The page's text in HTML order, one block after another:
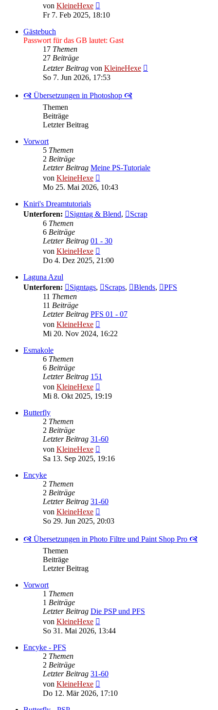
von KleineHexe
Beitrag
Fr 7. Feb 2025, 18:10
Gästebuch
Passwort für das GB lautet: Gast
17 Themen
27 Beiträge
Letzter Beitrag von KleineHexe
So 7. Jun 2026, 17:53
🙧 Übersetzungen in Photoshop 🙧
Themen
Beiträge
Letzter Beitrag
Vorwort
5 Themen
2 Beiträge
Letzter Beitrag Meine PS-Tutoriale
von KleineHexe
Beitrag
Mo 25. Mai 2026, 10:43
Kniri's Dreamtutorials
Unterforen:
Signtag & Blend,
Scrap
6 Themen
6 Beiträge
Letzter Beitrag 01 - 30
von KleineHexe
Beitrag
Do 4. Dez 2025, 21:00
Laguna Azul
Unterforen:
Signtags, Scraps, Blends,
PFS
11 Themen
11 Beiträge
Letzter Beitrag PFS 01 - 07
von KleineHexe
Beitrag
Mi 20. Nov 2024, 16:22
Esmakole
6 Themen
6 Beiträge
Letzter Beitrag 151
von KleineHexe
Beitrag
Mi 8. Okt 2025, 19:19
Butterfly
2 Themen
2 Beiträge
Letzter Beitrag 31-60
von KleineHexe
Beitrag
Sa 13. Sep 2025, 19:16
Encyke
2 Themen
2 Beiträge
Letzter Beitrag 31-60
von KleineHexe
Beitrag
So 29. Jun 2025, 20:03
🙧 Übersetzungen in Photo Filtre und Paint Shop Pro 🙧
Themen
Beiträge
Letzter Beitrag
Vorwort
1 Themen
1 Beiträge
Letzter Beitrag Die PSP und PFS
von KleineHexe
Beitrag
So 31. Mai 2026, 13:44
Encyke - PFS
2 Themen
2 Beiträge
Letzter Beitrag 31-60
von KleineHexe
Beitrag
Do 12. Mär 2026, 17:10